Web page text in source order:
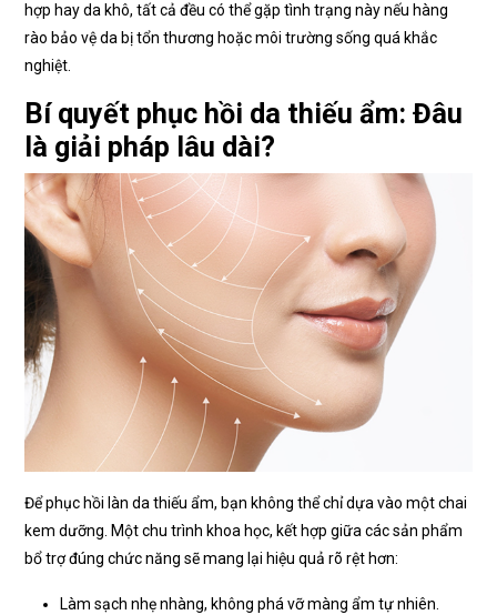
hợp hay da khô, tất cả đều có thể gặp tình trạng này nếu hàng
rào bảo vệ da bị tổn thương hoặc môi trường sống quá khắc
nghiệt.
Bí quyết phục hồi da thiếu ẩm: Đâu
là giải pháp lâu dài?
Để phục hồi làn da thiếu ẩm, bạn không thể chỉ dựa vào một chai
kem dưỡng. Một chu trình khoa học, kết hợp giữa các sản phẩm
bổ trợ đúng chức năng sẽ mang lại hiệu quả rõ rệt hơn:
Làm sạch nhẹ nhàng, không phá vỡ màng ẩm tự nhiên.